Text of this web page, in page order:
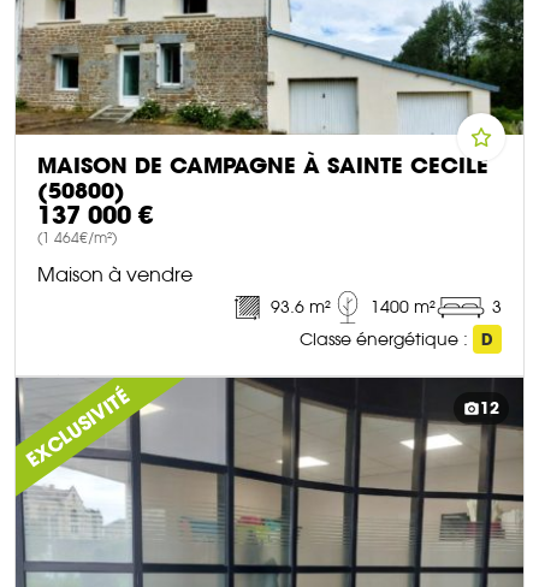
MAISON DE CAMPAGNE À SAINTE CECILE
(50800)
137 000 €
(1 464€/m²)
Maison à vendre
93.6 m² 1400 m²
3
Classe énergétique :
D
DÉCOUVRIR CE BIEN
EXCLUSIVITÉ 12